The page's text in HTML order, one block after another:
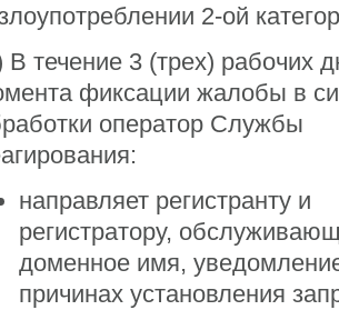
2-ой
В течение 3 (трех) рабочих
фиксации жалобы в
оператор Службы
направляет регистранту и
регистратору,
доменное имя,
причинах установления